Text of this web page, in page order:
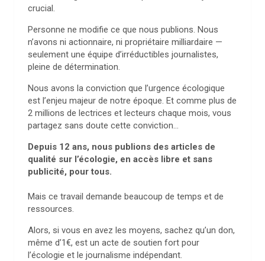
crucial.
Personne ne modifie ce que nous publions. Nous
n’avons ni actionnaire, ni propriétaire milliardaire —
seulement une équipe d’irréductibles journalistes,
pleine de détermination.
Nous avons la conviction que l’urgence écologique
est l’enjeu majeur de notre époque. Et comme plus de
2 millions de lectrices et lecteurs chaque mois, vous
partagez sans doute cette conviction…
Depuis 12 ans, nous publions des articles de
qualité sur l’écologie, en accès libre et sans
publicité, pour tous.
Mais ce travail demande beaucoup de temps et de
ressources.
Alors, si vous en avez les moyens, sachez qu’un don,
même d’1€, est un acte de soutien fort pour
l’écologie et le journalisme indépendant.